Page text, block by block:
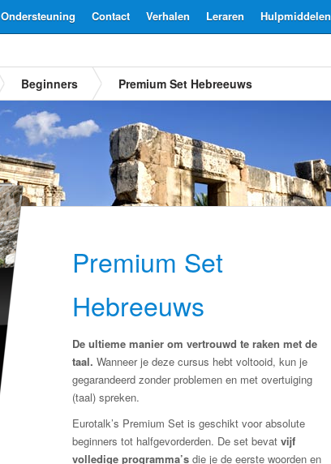
Hulpmiddelen
Leraren
Verhalen
Contact
Ondersteuning
Beginners Premium Set Hebreeuws
Premium Set
Hebreeuws
De ultieme manier om vertrouwd te raken met de
taal. Wanneer je deze cursus hebt voltooid, kun je
gegarandeerd zonder problemen en met overtuiging
(taal) spreken.
Eurotalk’s Premium Set is geschikt voor absolute
beginners tot halfgevorderden. De set bevat vijf
volledige programma’s die je de eerste woorden en